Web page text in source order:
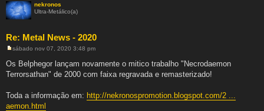
nekronos
Ultra-Metálico(a)
Re: Metal News - 2020
n
s
e
sábado nov 07, 2020 3:48 pm
Os Belphegor lançam novamente o mitico trabalho "Necrodaemon
Terrorsathan" de 2000 com faixa regravada e remasterizado!
Toda a informação em: http://nekronospromotion.blogspot.com/2 ...
aemon.html